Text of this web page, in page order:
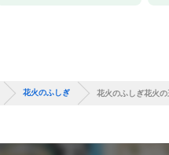
花火のふしぎ 花火のふしぎ花火